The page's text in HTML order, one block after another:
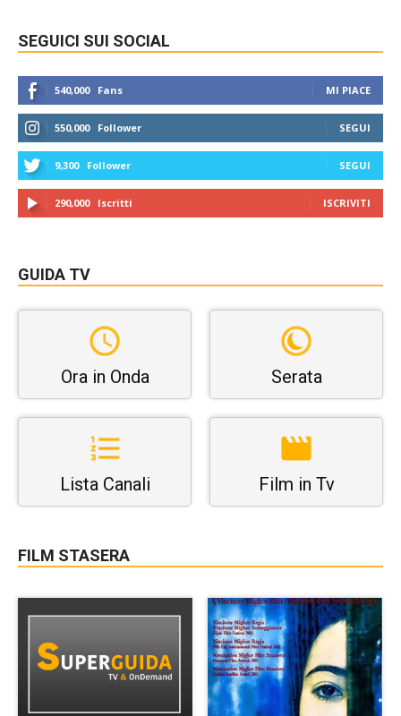
SEGUICI SUI SOCIAL
540,000 Fans MI PIACE
550,000 Follower SEGUI
9,300 Follower SEGUI
290,000 Iscritti ISCRIVITI
GUIDA TV
Ora in Onda Serata
Lista Canali Film in Tv
FILM STASERA